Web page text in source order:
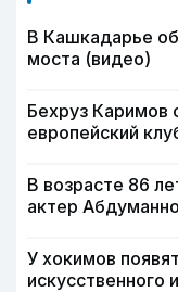
В Кашкадарье
моста (видео)
Бехруз Каримов
европейский
В возрасте 86
актер
У хокимов
искусственного